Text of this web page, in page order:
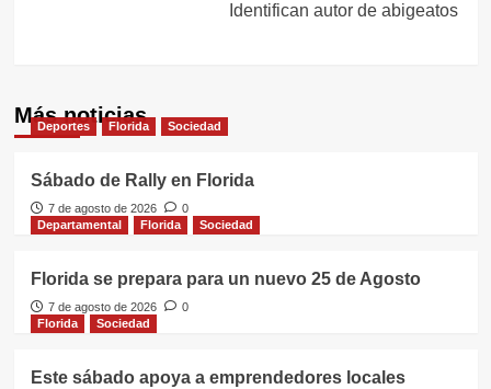
Identifican autor de abigeatos
Más noticias
Deportes Florida Sociedad
Sábado de Rally en Florida
7 de agosto de 2026
0
Departamental
Florida Sociedad
Florida se prepara para un nuevo 25 de Agosto
7 de agosto de 2026
0
Florida
Sociedad
Este sábado apoya a emprendedores locales